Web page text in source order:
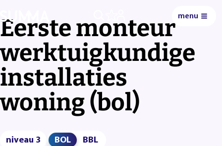
menu
Eerste monteur
werktuigkundige
installaties
woning (bol)
niveau 3 BOL BBL